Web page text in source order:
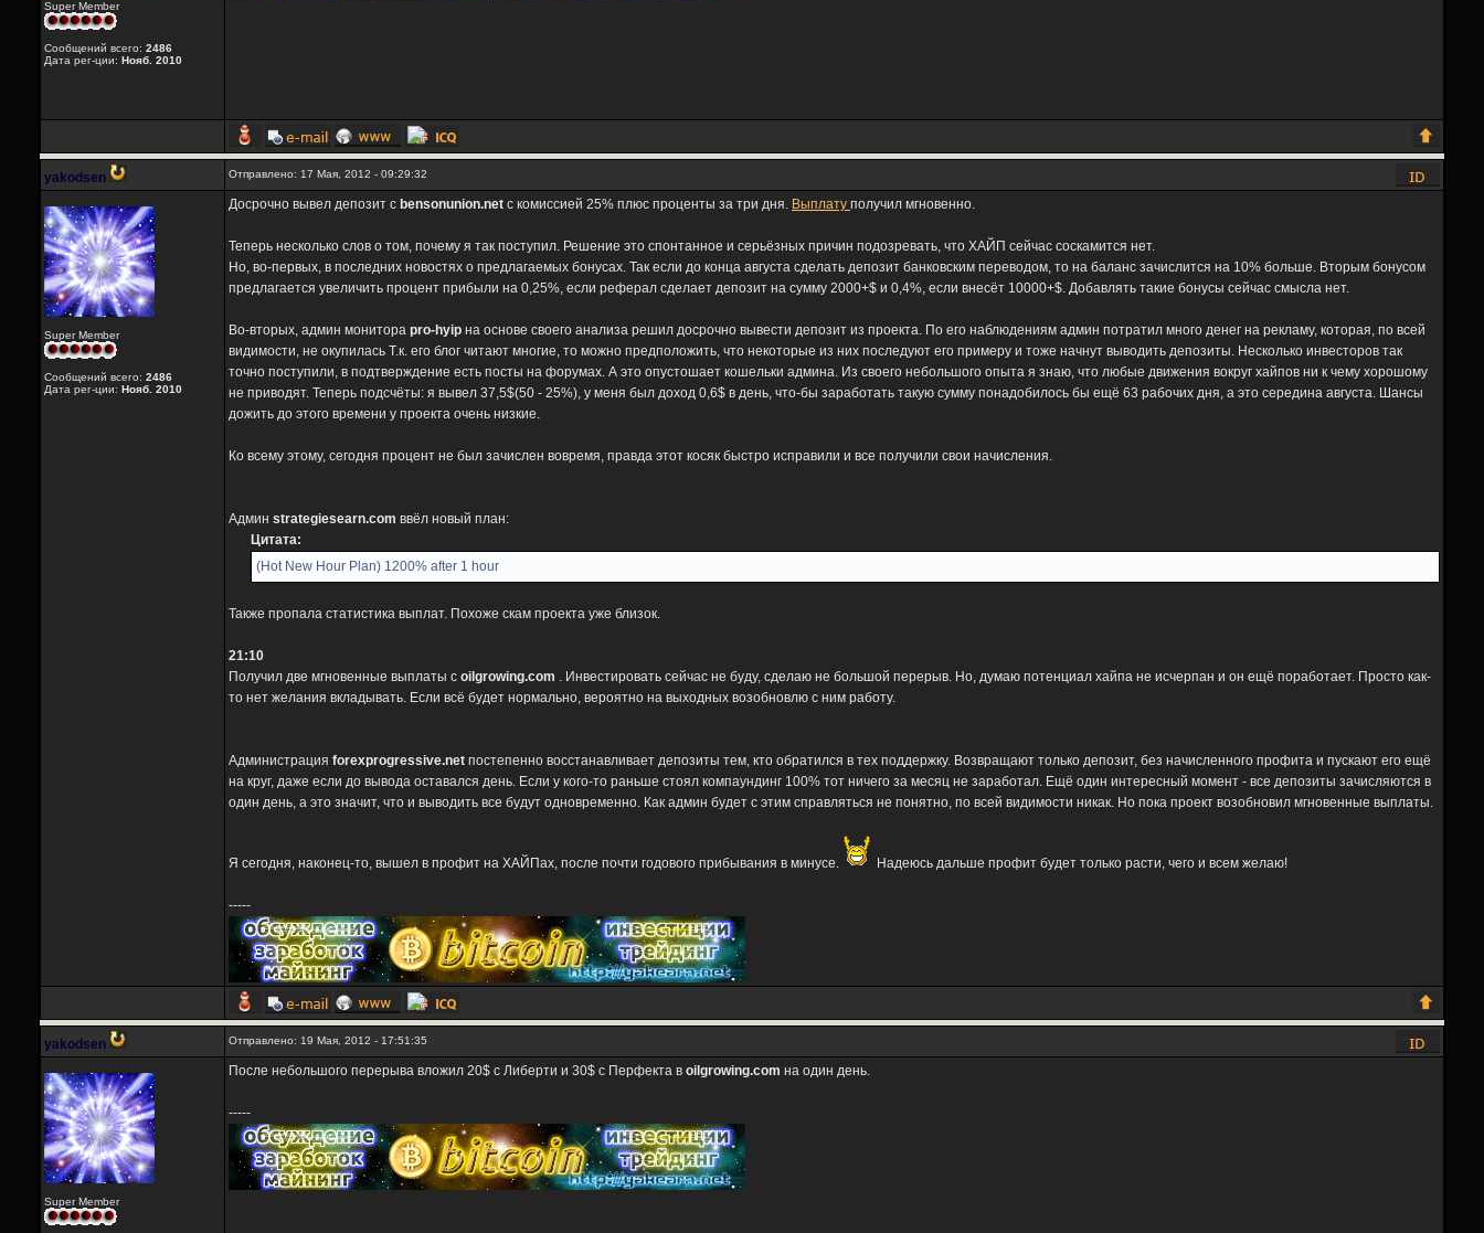
Super Member
Сообщений всего: 2486
Дата рег-ции: Нояб. 2010
yakodsen Отправлено: 17 Мая, 2012 - 09:29:32
Super Member
Сообщений всего: 2486
Дата рег-ции: Нояб. 2010
Досрочно вывел депозит с bensonunion.net с комиссией 25% плюс проценты за три дня. Выплату получил мгновенно.
Теперь несколько слов о том, почему я так поступил. Решение это спонтанное и серьёзных причин подозревать, что ХАЙП сейчас соскамится нет.
Но, во-первых, в последних новостях о предлагаемых бонусах. Так если до конца августа сделать депозит банковским переводом, то на баланс зачислится на 10% больше. Вторым бонусом
предлагается увеличить процент прибыли на 0,25%, если реферал сделает депозит на сумму 2000+$ и 0,4%, если внесёт 10000+$. Добавлять такие бонусы сейчас смысла нет.
Во-вторых, админ монитора pro-hyip на основе своего анализа решил досрочно вывести депозит из проекта. По его наблюдениям админ потратил много денег на рекламу, которая, по всей
видимости, не окупилась Т.к. его блог читают многие, то можно предположить, что некоторые из них последуют его примеру и тоже начнут выводить депозиты. Несколько инвесторов так
точно поступили, в подтверждение есть посты на форумах. А это опустошает кошельки админа. Из своего небольшого опыта я знаю, что любые движения вокруг хайпов ни к чему хорошому
не приводят. Теперь подсчёты: я вывел 37,5$(50 - 25%), у меня был доход 0,6$ в день, что-бы заработать такую сумму понадобилось бы ещё 63 рабочих дня, а это середина августа. Шансы
дожить до этого времени у проекта очень низкие.
Ко всему этому, сегодня процент не был зачислен вовремя, правда этот косяк быстро исправили и все получили свои начисления.
Aдмин strategiesearn.com ввёл новый план:
Цитата:
(Hot New Hour Plan) 1200% after 1 hour
Также пропала статистика выплат. Похоже скам проекта уже близок.
21:10
Получил две мгновенные выплаты с oilgrowing.com . Инвестировать сейчас не буду, сделаю не большой перерыв. Но, думаю потенциал хайпа не исчерпан и он ещё поработает. Просто как-
то нет желания вкладывать. Если всё будет нормально, вероятно на выходных возобновлю с ним работу.
Администрация forexprogressive.net постепенно восстанавливает депозиты тем, кто обратился в тех поддержку. Возвращают только депозит, без начисленного профита и пускают его ещё
на круг, даже если до вывода оставался день. Если у кого-то раньше стоял компаундинг 100% тот ничего за месяц не заработал. Ещё один интересный момент - все депозиты зачисляются в
один день, а это значит, что и выводить все будут одновременно. Как админ будет с этим справляться не понятно, по всей видимости никак. Но пока проект возобновил мгновенные выплаты.
Я сегодня, наконец-то, вышел в профит на ХАЙПах, после почти годового прибывания в минусе. Надеюсь дальше профит будет только расти, чего и всем желаю!
-----
yakodsen Отправлено: 19 Мая, 2012 - 17:51:35
Super Member
После небольшого перерыва вложил 20$ с Либерти и 30$ с Перфекта в oilgrowing.com на один день.
-----